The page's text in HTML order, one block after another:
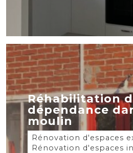
Réhabilitation
dépendance
moulin
Rénovation d'espaces
Rénovation d'espaces